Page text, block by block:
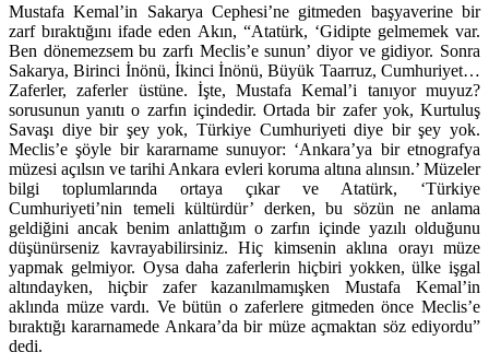
Mustafa Kemal’in Sakarya Cephesi’ne gitmeden başyaverine bir
zarf bıraktığını ifade eden Akın, “Atatürk, ‘Gidipte gelmemek var.
Ben dönemezsem bu zarfı Meclis’e sunun’ diyor ve gidiyor. Sonra
Sakarya, Birinci İnönü, İkinci İnönü, Büyük Taarruz, Cumhuriyet…
Zaferler, zaferler üstüne. İşte, Mustafa Kemal’i tanıyor muyuz?
sorusunun yanıtı o zarfın içindedir. Ortada bir zafer yok, Kurtuluş
Savaşı diye bir şey yok, Türkiye Cumhuriyeti diye bir şey yok.
Meclis’e şöyle bir kararname sunuyor: ‘Ankara’ya bir etnografya
müzesi açılsın ve tarihi Ankara evleri koruma altına alınsın.’ Müzeler
bilgi toplumlarında ortaya çıkar ve Atatürk, ‘Türkiye
Cumhuriyeti’nin temeli kültürdür’ derken, bu sözün ne anlama
geldiğini ancak benim anlattığım o zarfın içinde yazılı olduğunu
düşünürseniz kavrayabilirsiniz. Hiç kimsenin aklına orayı müze
yapmak gelmiyor. Oysa daha zaferlerin hiçbiri yokken, ülke işgal
altındayken, hiçbir zafer kazanılmamışken Mustafa Kemal’in
aklında müze vardı. Ve bütün o zaferlere gitmeden önce Meclis’e
bıraktığı kararnamede Ankara’da bir müze açmaktan söz ediyordu”
dedi.